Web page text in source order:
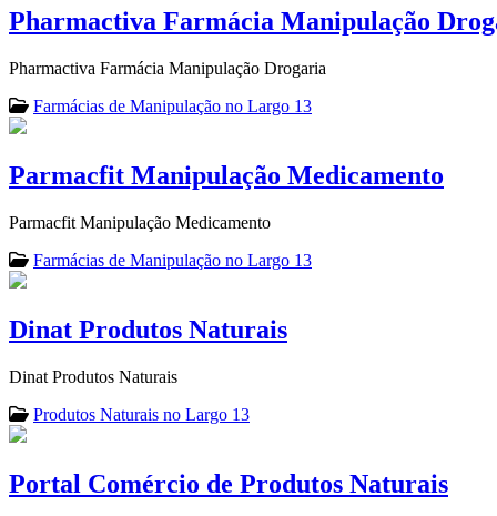
Pharmactiva Farmácia Manipulação
Pharmactiva Farmácia Manipulação Drogaria
Farmácias de Manipulação no Largo 13
Parmacfit Manipulação Medicamento
Parmacfit Manipulação Medicamento
Farmácias de Manipulação no Largo 13
Dinat Produtos Naturais
Dinat Produtos Naturais
Produtos Naturais no Largo 13
Portal Comércio de Produtos Naturais